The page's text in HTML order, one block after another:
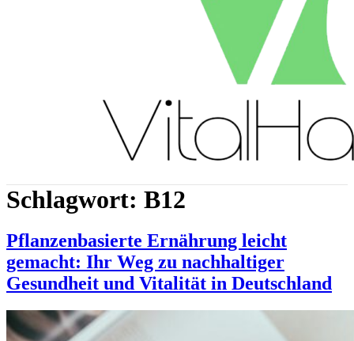
Schlagwort: B12
Pflanzenbasierte Ernährung leicht
gemacht: Ihr Weg zu nachhaltiger
Gesundheit und Vitalität in Deutschland